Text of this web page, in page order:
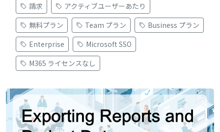
請求
アクティブユーザーあたり
無料プラン
Team プラン
Business プラン
Enterprise
Microsoft SSO
M365 ライセンスなし